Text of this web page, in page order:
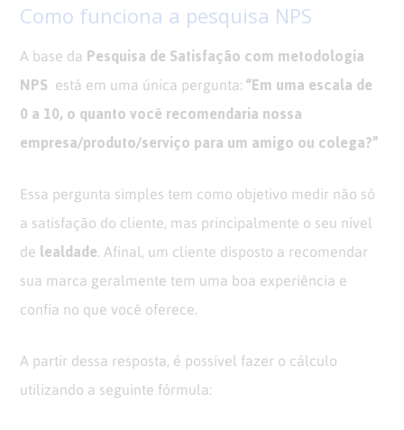
Como funciona a pesquisa NPS
A base da Pesquisa de Satisfação com metodologia
NPS está em uma única pergunta:“Em uma escala de
0 a 10, o quanto você recomendaria nossa
empresa/produto/serviço para um amigo ou colega?”
Essa pergunta simples tem como objetivo medir não só
a satisfação do cliente, mas principalmente o seu nível
de lealdade . Afinal, um cliente disposto a recomendar
sua marca geralmente tem uma boa experiência e
confia no que você oferece.
A partir dessa resposta, é possível fazer o cálculo
utilizando a seguinte fórmula: